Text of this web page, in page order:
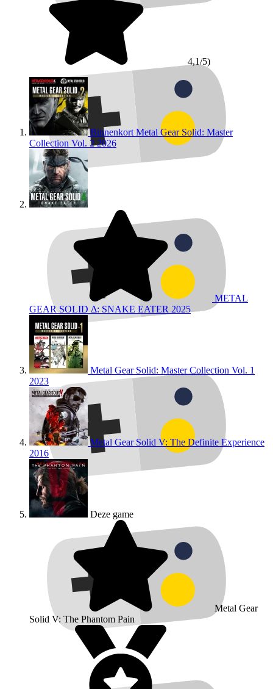
4,1/5)
Binnenkort Metal Gear Solid: Master
Collection Vol. 22026
METAL
GEAR SOLID Δ: SNAKE EATER 2025
Metal Gear Solid: Master Collection Vol. 1
2023
Metal Gear Solid V: The Definite Experience
2016
Deze game
Metal Gear
Solid V: The Phantom Pain